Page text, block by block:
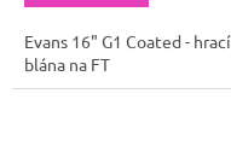
Evans 16" G1 Coated - hrací
blána na FT